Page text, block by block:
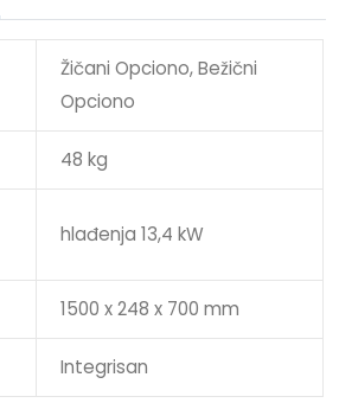
Žičani Opciono, Bežični
Opciono
48 kg
hlađenja 13,4 kW
1500 x 248 x 700 mm
Integrisan